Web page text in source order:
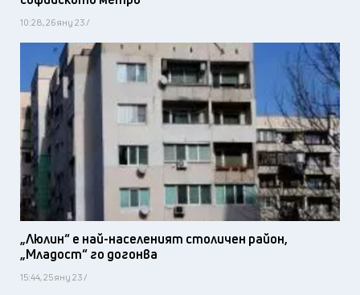
10:28, 26 яну 23 /
„Люлин“ е най-населеният столичен район,
„Младост“ го догонва
15:44, 25 яну 23 /